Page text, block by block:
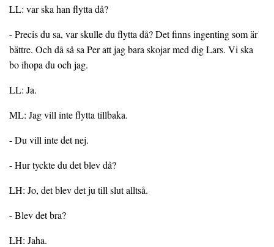
LL: var ska han flytta då?
- Precis du sa, var skulle du flytta då? Det finns ingenting som är
bättre. Och då så sa Per att jag bara skojar med dig Lars. Vi ska
bo ihopa du och jag.
LL: Ja.
ML: Jag vill inte flytta tillbaka.
- Du vill inte det nej.
- Hur tyckte du det blev då?
LH: Jo, det blev det ju till slut alltså.
- Blev det bra?
LH: Jaha.